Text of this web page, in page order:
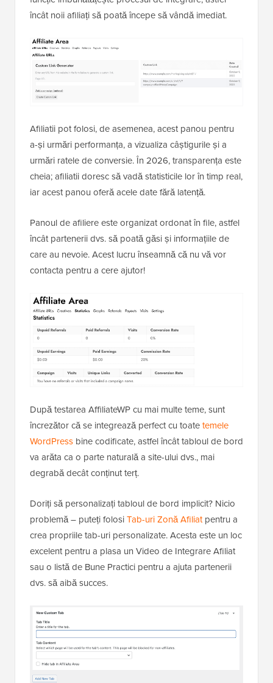
încât noii afiliați să poată începe să vândă imediat.
Afiliatii pot folosi, de asemenea, acest panou pentru
a-și urmări performanța, a vizualiza câștigurile și a
urmări ratele de conversie. În 2026, transparența este
cheia; afiliatii doresc să vadă statisticile lor în timp real,
iar acest panou oferă acele date fără latență.
Panoul de afiliere este organizat ordonat în file, astfel
încât partenerii dvs. să poată găsi și informațiile de
care au nevoie. Acest lucru înseamnă că nu vă vor
contacta pentru a cere ajutor!
După testarea AffiliateWP cu mai multe teme, sunt
încrezător că se integrează perfect cu toatetemele
WordPress bine codificate, astfel încât tabloul de bord
va arăta ca o parte naturală a site-ului dvs., mai
degrabă decât conținut terț.
Doriți să personalizați tabloul de bord implicit? Nicio
problemă – puteți folosiTab-uri Zonă Afiliatpentru a
crea propriile tab-uri personalizate. Acesta este un loc
excelent pentru a plasa un Video de Integrare Afiliat
sau o listă de Bune Practici pentru a ajuta partenerii
dvs. să aibă succes.